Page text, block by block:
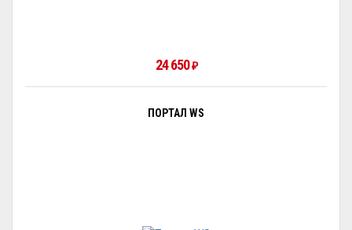
24 650₽
ПОРТАЛ WS